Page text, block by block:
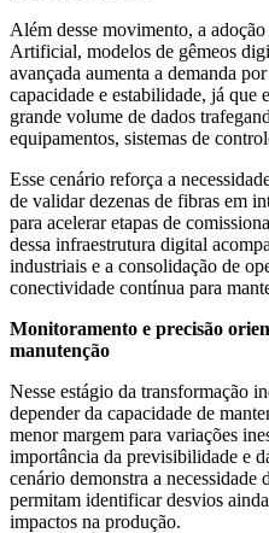
Além desse movimento, a
Artificial, modelos de gêmeos
avançada aumenta a demanda
capacidade e estabilidade, já que
grande volume de dados
equipamentos, sistemas de
Esse cenário reforça a
de validar dezenas de fibras em
para acelerar etapas de
dessa infraestrutura digital
industriais e a consolidação de
conectividade contínua para
Monitoramento e precisão
manutenção
Nesse estágio da transformação
depender da capacidade de
menor margem para variações
importância da previsibilidade e
cenário demonstra a necessidade
permitam identificar desvios
impactos na produção.